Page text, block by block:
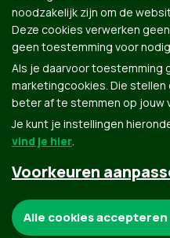
Groen.be
noodzakelijk zijn om de
Deze cookies verwerken
geen toestemming voor
Als je daarvoor toestemming
marketingcookies. Die
beter af te stemmen op jouw
Je kunt je instellingen
vind je hier.
Voorkeuren
Alle cookies accepteren